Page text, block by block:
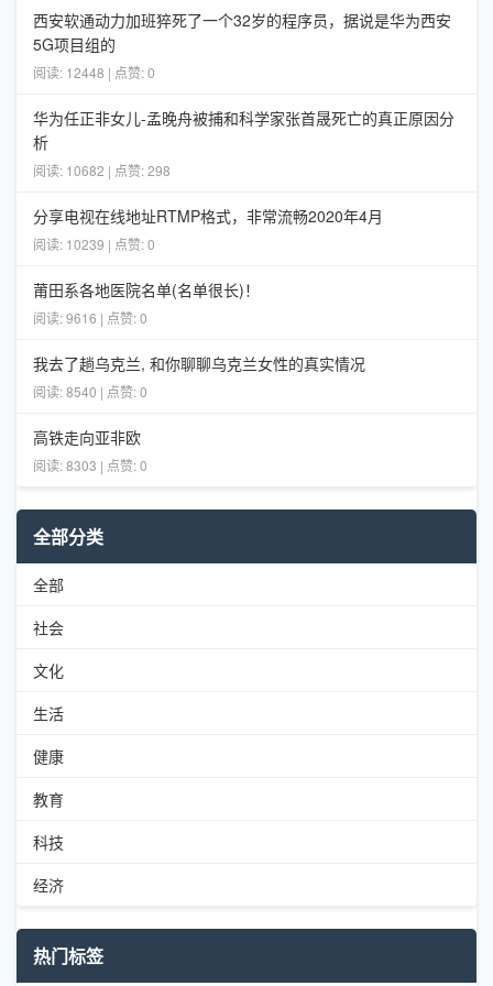
西安软通动力加班猝死了一个32岁的程序员，据说是华为西安
5G项目组的
阅读: 12448 | 点赞: 0
华为任正非女儿-孟晚舟被捕和科学家张首晟死亡的真正原因分
析
阅读: 10682 | 点赞: 298
分享电视在线地址RTMP格式，非常流畅2020年4月
阅读: 10239 | 点赞: 0
莆田系各地医院名单(名单很长)！
阅读: 9616 | 点赞: 0
我去了趟乌克兰, 和你聊聊乌克兰女性的真实情况
阅读: 8540 | 点赞: 0
高铁走向亚非欧
阅读: 8303 | 点赞: 0
全部分类
全部
社会
文化
生活
健康
教育
科技
经济
热门标签